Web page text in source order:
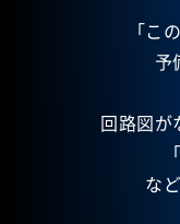
「こ
予
回路図が
な